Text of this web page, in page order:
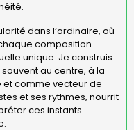
dans l’ordinaire, où
composition
unique. Je construis
au centre, à la
comme vecteur de
et ses rythmes, nourrit
ces instants